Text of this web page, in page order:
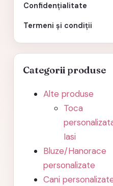
Confidențialitate
Termeni și condiții
Categorii produse
Alte produse
Toca
Iasi
Bluze/Hanorace
personalizate
Cani